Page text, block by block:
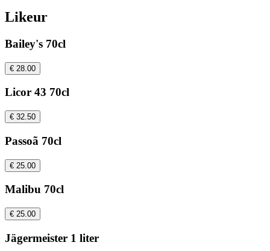
Likeur
Bailey's 70cl
€ 28.00
Licor 43 70cl
€ 32.50
Passoã 70cl
€ 25.00
Malibu 70cl
€ 25.00
Jägermeister 1 liter